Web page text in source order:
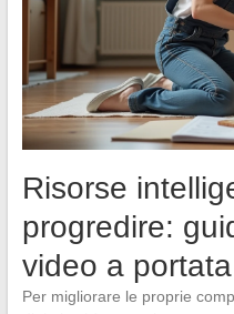
Risorse
progredire:
video a
Per migliorare le proprie